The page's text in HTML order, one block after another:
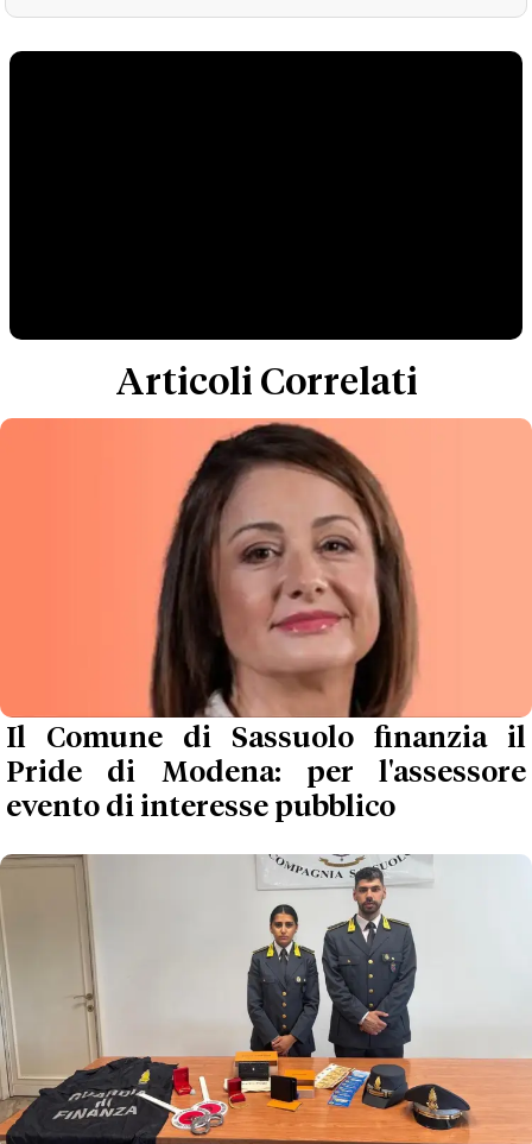
Articoli Correlati
Il Comune di Sassuolo finanzia il
Pride di Modena: per l'assessore
evento di interesse pubblico